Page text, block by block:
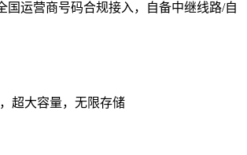
国运营商号码合规接入，自备中继线路/自
超大容量，无限存储